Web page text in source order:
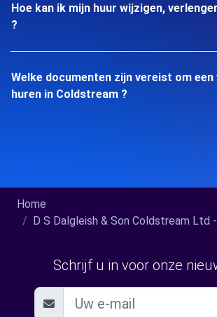
Hoe kan ik mijn huur wijzigen,
?
Welke documenten zijn vereist om
huren in Coldstream ?
Home
D S Dalgleish & Son Coldstream Ltd
Schrijf u in voor onze